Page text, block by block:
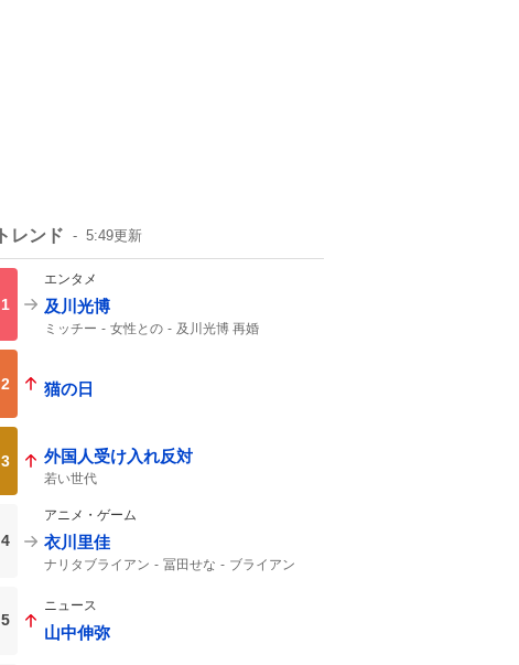
トレンド 5:49更新
1
エンタメ
及川光博
ミッチー 女性との
及川光博 再婚
2 猫の日
3 外国人受け入れ反対
若い世代
4
アニメ・ゲーム
衣川里佳
ナリタブライアン 冨田せな ブライアン
5
ニュース
山中伸弥